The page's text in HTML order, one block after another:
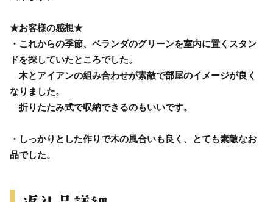
★お客様の感想★
・これからの季節、ベランダのグリーンを室内に置くスタン
ドを探していたところでした。
木とアイアンの組み合わせが素敵で部屋のイメージが良く
なりました。
折りたたみ式で収納できるのもいいです。
・しっかりとした作りで木の風合いも良く、とても素敵なお
品でした。